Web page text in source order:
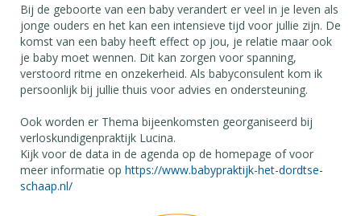
Bij de geboorte van een baby verandert er veel in je leven als
jonge ouders en het kan een intensieve tijd voor jullie zijn. De
komst van een baby heeft effect op jou, je relatie maar ook
je baby moet wennen. Dit kan zorgen voor spanning,
verstoord ritme en onzekerheid. Als babyconsulent kom ik
persoonlijk bij jullie thuis voor advies en ondersteuning.
Ook worden er Thema bijeenkomsten georganiseerd bij
verloskundigenpraktijk Lucina.
Kijk voor de data in de agenda op de homepage of voor
meer informatie op https://www.babypraktijk-het-dordtse-
schaap.nl/